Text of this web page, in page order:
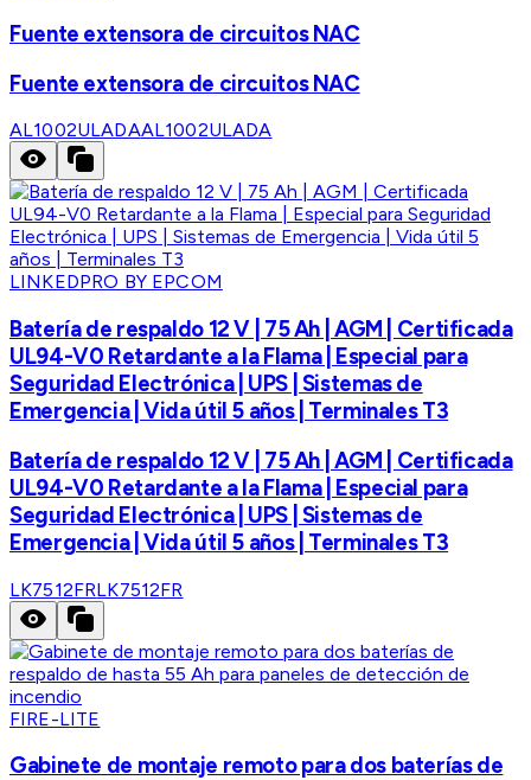
Fuente extensora de circuitos NAC
Fuente extensora de circuitos NAC
AL1002ULADAAL1002ULADA
LINKEDPRO BY EPCOM
Batería de respaldo 12 V | 75 Ah | AGM | Certificada
UL94-V0 Retardante a la Flama | Especial para
Seguridad Electrónica | UPS | Sistemas de
Emergencia | Vida útil 5 años | Terminales T3
Batería de respaldo 12 V | 75 Ah | AGM | Certificada
UL94-V0 Retardante a la Flama | Especial para
Seguridad Electrónica | UPS | Sistemas de
Emergencia | Vida útil 5 años | Terminales T3
LK7512FRLK7512FR
FIRE-LITE
Gabinete de montaje remoto para dos baterías de